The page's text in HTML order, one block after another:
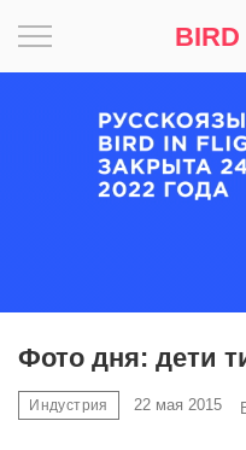
BIRD
Фото дня: дети
Индустрия 22 мая 2015